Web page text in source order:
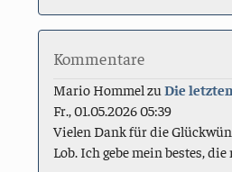
Kommentare
Mario Hommel zuDie
Fr., 01.05.2026 05:39
Vielen Dank für die
Lob. Ich gebe mein bestes, die